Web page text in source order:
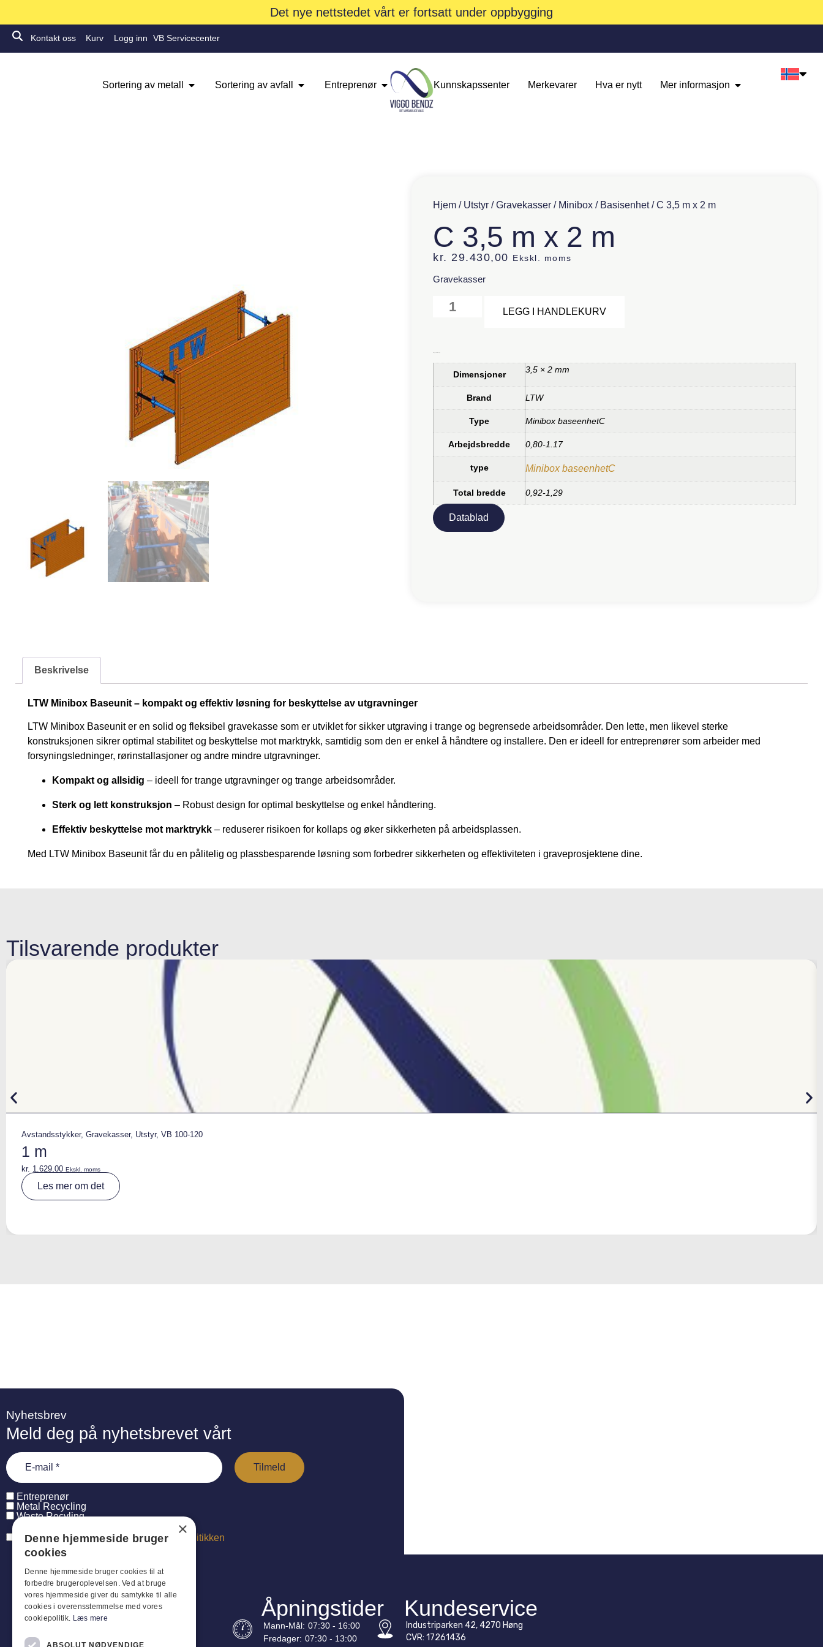
Det nye nettstedet vårt er fortsatt under oppbygging
Kontakt oss Kurv Logg inn VB Servicecenter
Sortering av metall Sortering av avfall Entreprenør Kunnskapssenter Merkevarer Hva er nytt Mer informasjon
Hjem / Utstyr /Gravekasser / Minibox / Basisenhet/ C 3,5 m x 2 m
C 3,5 m x 2 m
kr. 29.430,00 Ekskl. moms
Gravekasser
LEGG I HANDLEKURV
Dimensjoner 3,5 × 2 mm
Brand LTW
Type Minibox baseenhetC
Arbejdsbredde 0,80-1.17
type Minibox baseenhetC
Total bredde 0,92-1,29
Datablad
Beskrivelse
LTW Minibox Baseunit – kompakt og effektiv løsning for beskyttelse av utgravninger
LTW Minibox Baseunit er en solid og fleksibel gravekasse som er utviklet for sikker utgraving i trange og begrensede arbeidsområder. Den lette, men likevel sterke
konstruksjonen sikrer optimal stabilitet og beskyttelse mot marktrykk, samtidig som den er enkel å håndtere og installere. Den er ideell for entreprenører som arbeider med
forsyningsledninger, rørinstallasjoner og andre mindre utgravninger.
Kompakt og allsidig – ideell for trange utgravninger og trange arbeidsområder.
Sterk og lett konstruksjon – Robust design for optimal beskyttelse og enkel håndtering.
Effektiv beskyttelse mot marktrykk – reduserer risikoen for kollaps og øker sikkerheten på arbeidsplassen.
Med LTW Minibox Baseunit får du en pålitelig og plassbesparende løsning som forbedrer sikkerheten og effektiviteten i graveprosjektene dine.
Tilsvarende produkter
Avstandsstykker, Gravekasser, Utstyr, VB 100-120
1 m
kr. 1.629,00 Ekskl. moms
Les mer om det
ti
Nyhetsbrev
Meld deg på nyhetsbrevet vårt
Entreprenør
Metal Recycling
Waste Recyling
Jeg har læst og acceptererpersondatapolitikken
Åpningstider
Mann-Mål: 07:30 - 16:00
Fredager: 07:30 - 13:00
Kundeservice
Industriparken 42, 4270 Høng
CVR: 17261436
×
Denne hjemmeside bruger
cookies
Denne hjemmeside bruger cookies til at
forbedre brugeroplevelsen. Ved at bruge
vores hjemmeside giver du samtykke til alle
cookies i overensstemmelse med vores
cookiepolitik. Læs mere
ABSOLUT NØDVENDIGE